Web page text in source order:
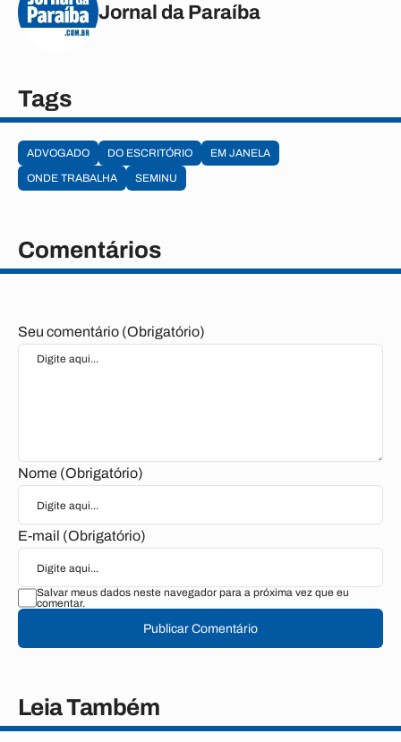
Jornal da Paraíba
Tags
ADVOGADO DO ESCRITÓRIO
EM JANELA
ONDE TRABALHA
SEMINU
Comentários
Seu comentário (Obrigatório)
Nome (Obrigatório)
E-mail (Obrigatório)
Salvar meus dados neste navegador para a próxima vez que eu
comentar.
Publicar Comentário
Leia Também